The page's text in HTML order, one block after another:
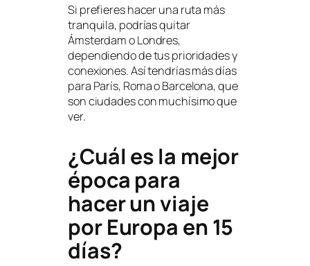
Si prefieres hacer una ruta más
tranquila, podrías quitar
Ámsterdam o Londres,
dependiendo de tus prioridades y
conexiones. Así tendrías más días
para París, Roma o Barcelona, que
son ciudades con muchísimo que
ver.
¿Cuál es la mejor
época para
hacer un viaje
por Europa en 15
días?